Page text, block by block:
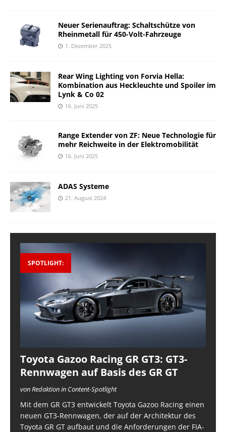
Neuer Serienauftrag: Schaltschütze von
Rheinmetall für 450-Volt-Fahrzeuge
1. Dezember 2025
Rear Wing Lighting von Forvia Hella:
Kombination aus Heckleuchte und Spoiler im
Lynk & Co 02
16. Juni 2025
Range Extender von ZF: Neue Technologie für
mehr Reichweite in der Elektromobilität
16. Juni 2025
ADAS Systeme
21. August 2024
SPOTLIGHT:
Toyota Gazoo Racing GR GT3: GT3-
Rennwagen auf Basis des GR GT
von Redaktion in Content-Spotlight
Mit dem GR GT3 entwickelt Toyota Gazoo Racing einen
neuen GT3-Rennwagen, der auf der Architektur des
Toyota GR GT aufbaut und die Anforderungen der FIA-